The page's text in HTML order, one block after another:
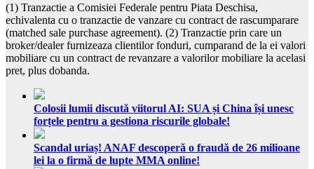
(1) Tranzactie a Comisiei Federale pentru Piata Deschisa,
echivalenta cu o tranzactie de vanzare cu contract de rascumparare
(matched sale purchase agreement). (2) Tranzactie prin care un
broker/dealer furnizeaza clientilor fonduri, cumparand de la ei valori
mobiliare cu un contract de revanzare a valorilor mobiliare la acelasi
pret, plus dobanda.
Colosii lumii discută viitorul AI: SUA și China își unesc
forțele pentru a gestiona riscurile globale!
Scandal uriaș! ANAF descoperă o fraudă de 26 milioane
lei la o firmă de lupte MMA online!